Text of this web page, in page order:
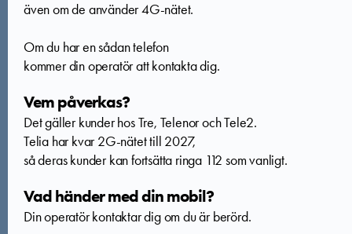
även om de använder 4G-nätet.
Om du har en sådan telefon
kommer din operatör att kontakta dig.​
Vem påverkas?
Det gäller kunder hos Tre, Telenor och Tele2.
Telia har kvar 2G-nätet till 2027,
så deras kunder kan fortsätta ringa 112 som vanligt.​
Vad händer med din mobil?
Din operatör kontaktar dig om du är berörd.